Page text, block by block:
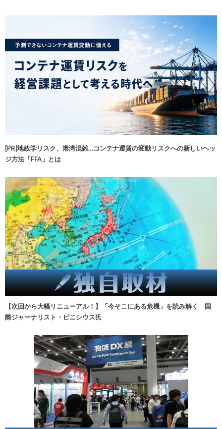
[PR]地政学リスク、港湾混雑…コンテナ運賃の変動リスクへの新しいヘッ
ジ方法「FFA」とは
【次回から大幅リニューアル！】「今そこにある危機」を読み解く 国
際ジャーナリスト・ビニシウス氏